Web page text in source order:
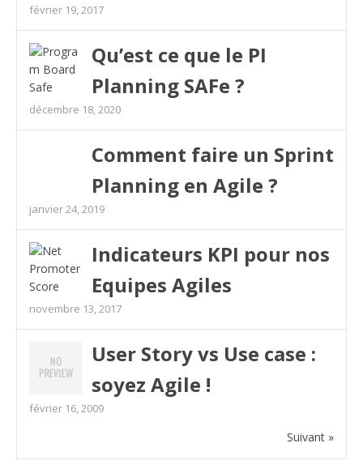
février 19, 2017
Qu’est ce que le PI
Planning SAFe ?
décembre 18, 2020
Comment faire un Sprint
Planning en Agile ?
janvier 24, 2019
Indicateurs KPI pour nos
Equipes Agiles
novembre 13, 2017
User Story vs Use case :
soyez Agile !
février 16, 2009
Suivant »